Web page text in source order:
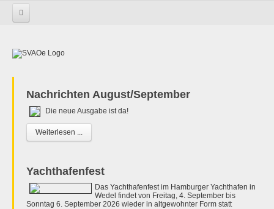
Nachrichten August/September
Die neue Ausgabe ist da!
Weiterlesen ...
Yachthafenfest
Das Yachthafenfest im Hamburger Yachthafen in
Wedel findet von Freitag, 4. September bis
Sonntag 6. September 2026 wieder in altgewohnter Form statt